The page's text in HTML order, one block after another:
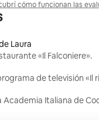
cómo funcionan las
Laura
«Il Falconiere».
de televisión «Il
Academia Italiana de